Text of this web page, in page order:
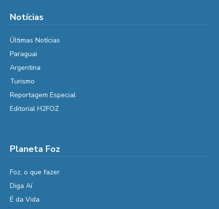
Notícias
Últimas Notícias
Paraguai
Argentina
Turismo
Reportagem Especial
Editorial H2FOZ
Planeta Foz
Foz, o que fazer
Diga Aí
É da Vida